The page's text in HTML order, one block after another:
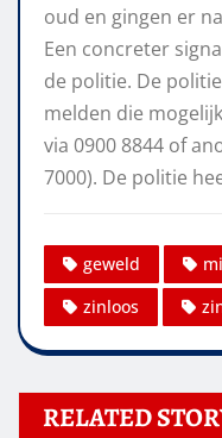
oud en gingen er
Een concreter
de politie. De
melden die
via 0900 8844 of
7000). De politie
geweld
zinloos
RELATED